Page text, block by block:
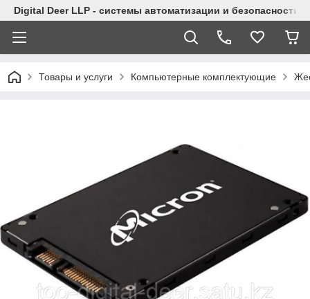
Digital Deer LLP - системы автоматизации и безопасности
Товары и услуги Компьютерные комплектующие